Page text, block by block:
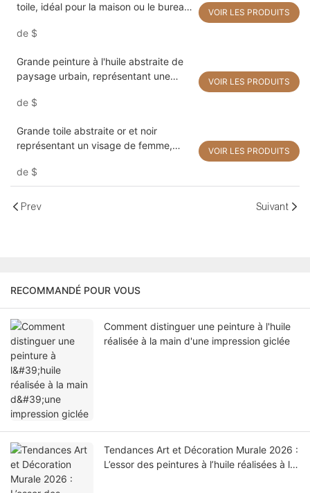
toile, idéal pour la maison ou le bureau.
qualité.
de $
VOIR LES PRODUITS
Grande peinture à l'huile abstraite de
paysage urbain, représentant une
parapluie. Décoration murale pour la
de $
VOIR LES PRODUITS
Grande toile abstraite or et noir
représentant un visage de femme,
lèvres rouges, style pop art, idéale
pour la décoration intérieure.
de $
VOIR LES PRODUITS
Prev Suivant
RECOMMANDÉ POUR VOUS
Comment distinguer une peinture à l'huile
réalisée à la main d'une impression giclée
Tendances Art et Décoration Murale 2026 :
L’essor des peintures à l’huile réalisées à la